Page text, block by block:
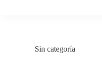
Sin categoría